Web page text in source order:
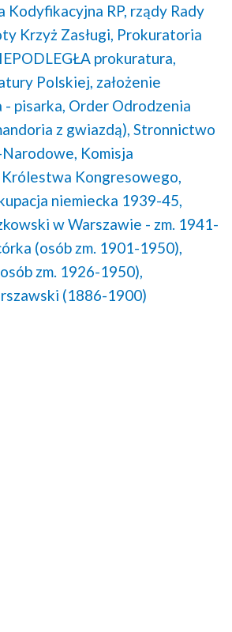
Kodyfikacyjna RP, rządy Rady
Krzyż Zasługi, Prokuratoria
prokuratura,
Polskiej, założenie
- pisarka, Order Odrodzenia
z gwiazdą), Stronnictwo
Komisja
Kongresowego,
niemiecka 1939-45,
w Warszawie - zm. 1941-
(osób zm. 1901-1950),
zm. 1926-1950),
(1886-1900)